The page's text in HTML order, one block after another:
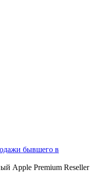
бывшего в
Apple Premium Reseller